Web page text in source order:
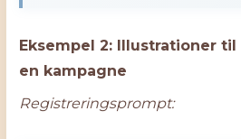
Eksempel 2: Illustrationer
en kampagne
Registreringsprompt: